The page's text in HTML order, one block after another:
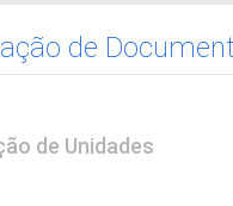
de
de Unidades